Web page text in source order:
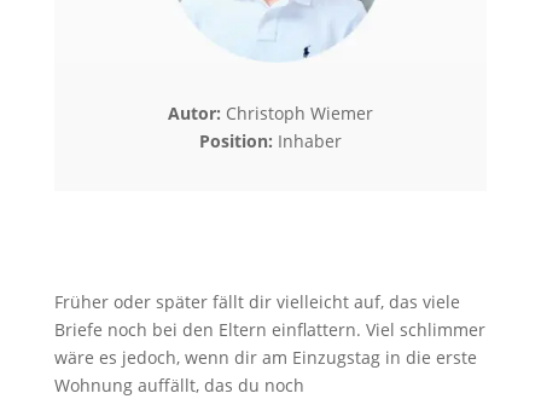
Autor: Christoph Wiemer
Position: Inhaber
Früher oder später fällt dir vielleicht auf, das viele
Briefe noch bei den Eltern einflattern. Viel schlimmer
wäre es jedoch, wenn dir am Einzugstag in die erste
Wohnung auffällt, das du noch